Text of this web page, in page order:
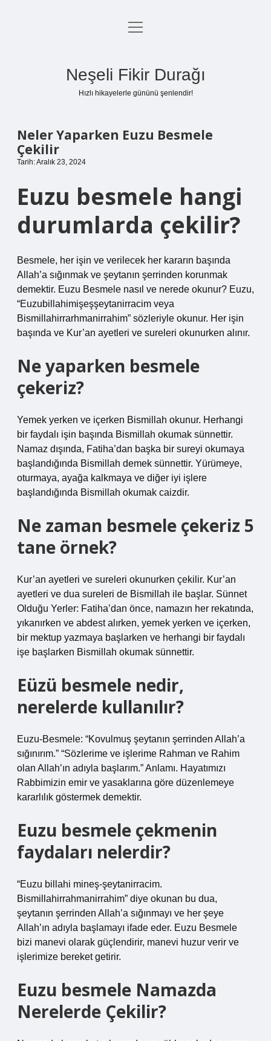
Anasayfa
menüyü
Neşeli Fikir Durağı
Hızlı hikayelerle gününü şenlendir!
Neler Yaparken Euzu Besmele
Çekilir
Tarih: Aralık 23, 2024
Euzu besmele hangi
durumlarda çekilir?
Besmele, her işin ve verilecek her kararın başında
Allah’a sığınmak ve şeytanın şerrinden korunmak
demektir. Euzu Besmele nasıl ve nerede okunur? Euzu,
“Euzubillahimişeşşeytanirracim veya
Bismillahirrarhmanirrahim” sözleriyle okunur. Her işin
başında ve Kur’an ayetleri ve sureleri okunurken alınır.
Ne yaparken besmele
çekeriz?
Yemek yerken ve içerken Bismillah okunur. Herhangi
bir faydalı işin başında Bismillah okumak sünnettir.
Namaz dışında, Fatiha’dan başka bir sureyi okumaya
başlandığında Bismillah demek sünnettir. Yürümeye,
oturmaya, ayağa kalkmaya ve diğer iyi işlere
başlandığında Bismillah okumak caizdir.
Ne zaman besmele çekeriz 5
tane örnek?
Kur’an ayetleri ve sureleri okunurken çekilir. Kur’an
ayetleri ve dua sureleri de Bismillah ile başlar. Sünnet
Olduğu Yerler: Fatiha’dan önce, namazın her rekatında,
yıkanırken ve abdest alırken, yemek yerken ve içerken,
bir mektup yazmaya başlarken ve herhangi bir faydalı
işe başlarken Bismillah okumak sünnettir.
Eüzü besmele nedir,
nerelerde kullanılır?
Euzu-Besmele: “Kovulmuş şeytanın şerrinden Allah’a
sığınırım.” “Sözlerime ve işlerime Rahman ve Rahim
olan Allah’ın adıyla başlarım.” Anlamı. Hayatımızı
Rabbimizin emir ve yasaklarına göre düzenlemeye
kararlılık göstermek demektir.
Euzu besmele çekmenin
faydaları nelerdir?
“Euzu billahi mineş-şeytanirracim.
Bismillahirrahmanirrahim” diye okunan bu dua,
şeytanın şerrinden Allah’a sığınmayı ve her şeye
Allah’ın adıyla başlamayı ifade eder. Euzu Besmele
bizi manevi olarak güçlendirir, manevi huzur verir ve
işlerimize bereket getirir.
Euzu besmele Namazda
Nerelerde Çekilir?